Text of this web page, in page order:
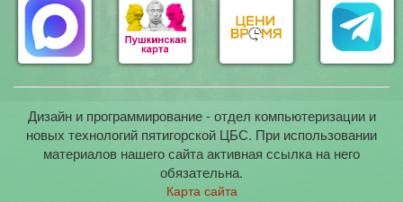
Дизайн и программирование - отдел компьютеризации и
новых технологий пятигорской ЦБС. При использовании
материалов нашего сайта активная ссылка на него
обязательна.
Карта сайта